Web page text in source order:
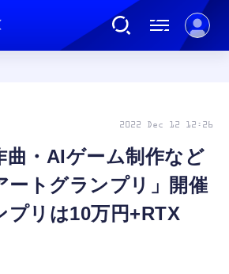
AI
ガジェット
曲・AIゲーム制作など
ートグランプリ」開催
プリは10万円+RTX
2022 Dec 12 12:26